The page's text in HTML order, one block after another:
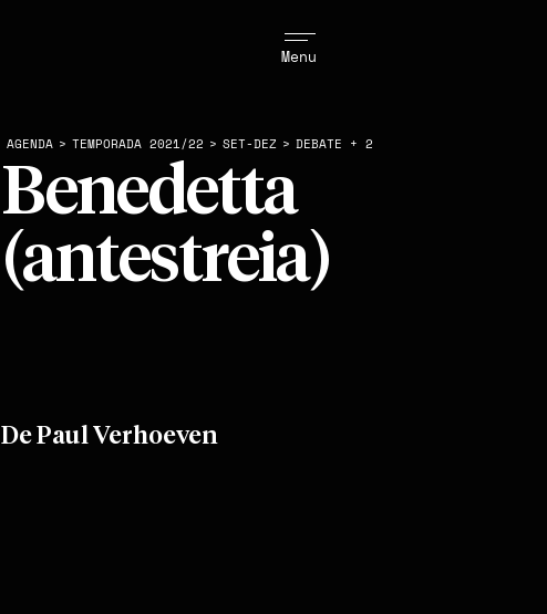
Menu
Benedetta
(antestreia)
AGENDA > TEMPORADA 2021/22 > SET-DEZ > DEBATE + 2
De Paul Verhoeven